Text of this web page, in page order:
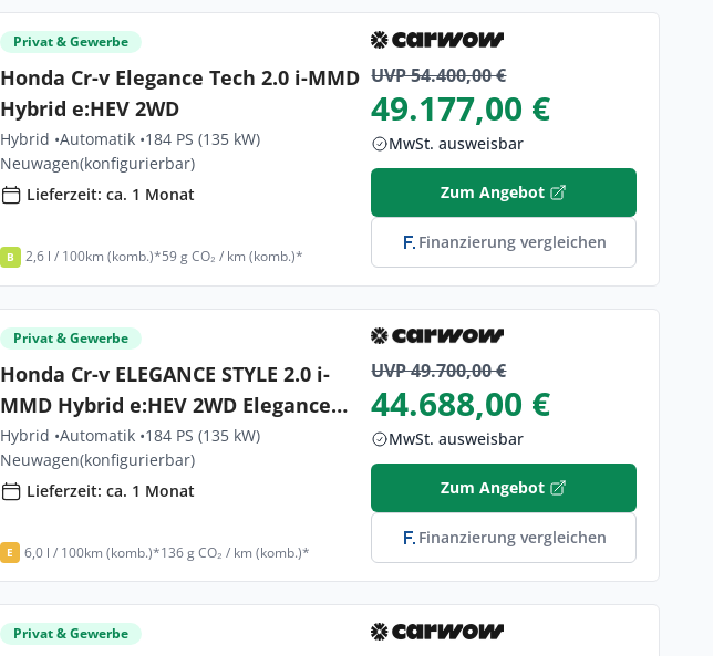
Privat & Gewerbe
Honda Cr-v Elegance Tech 2.0 i-MMD
Hybrid e:HEV 2WD
Hybrid •Automatik •184 PS (135 kW)
Neuwagen(konfigurierbar)
Lieferzeit: ca. 1 Monat
B 2,6 l / 100km (komb.)*59 g CO₂ / km (komb.)*
UVP 54.400,00 €
49.177,00 €
MwSt. ausweisbar
Zum Angebot
Finanzierung vergleichen
Privat & Gewerbe
Honda Cr-v ELEGANCE STYLE 2.0 i-
MMD Hybrid e:HEV 2WD Elegance
Styl
Hybrid •Automatik •184 PS (135 kW)
Neuwagen(konfigurierbar)
Lieferzeit: ca. 1 Monat
E 6,0 l / 100km (komb.)*136 g CO₂ / km (komb.)*
UVP 49.700,00 €
44.688,00 €
MwSt. ausweisbar
Zum Angebot
Finanzierung vergleichen
Privat & Gewerbe